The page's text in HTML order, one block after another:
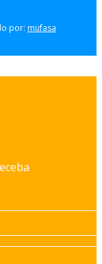
por: mufasa